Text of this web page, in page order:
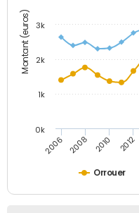
Montant (euros)
Orrouer
2006 2008 2010 2012
0k
1k
2k
3k